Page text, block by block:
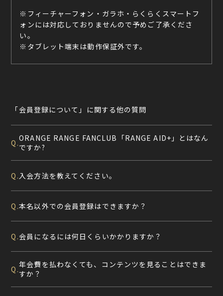
※フィーチャーフォン・ガラホ・らくらくスマートフ
ォンには対応しておりませんので予めご了承くださ
い。
※タブレット端末は動作保証外です。
「会員登録について」に関する他の質問
Q.ORANGE RANGE FANCLUB「RANGE AID+」とはなん
ですか?
Q.入会方法を教えてください。
Q.本名以外での会員登録はできますか？
Q.会員になるには何日くらいかかりますか？
Q.年会費を払わなくても、コンテンツを見ることはできま
すか？